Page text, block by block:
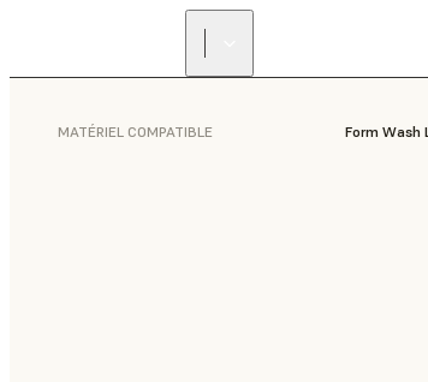
MATÉRIEL COMPATIBLE Form Wash